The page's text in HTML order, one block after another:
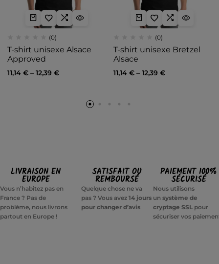
(0)
T-shirt unisexe Alsace
Approved
11,14 € – 12,39 €
(0)
T-shirt unisexe Bretzel
Alsace
11,14 €– 12,39 €
LIVRAISON EN
EUROPE
Vous n’habitez pas en
France ? Pas de
problème, nous livrons
partout en Europe !
SATISFAIT OU
REMBOURSÉ
Quelque chose ne va
pas ? Vous avez14 jours
pour changer d’avis
PAIEMENT 100%
SÉCURISÉ
Nous utilisons
un système de
cryptage SSLpour
sécuriser vos